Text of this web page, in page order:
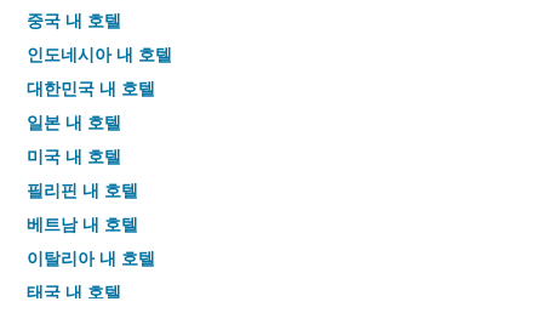
중국 내 호텔
인도네시아 내 호텔
대한민국 내 호텔
일본 내 호텔
미국 내 호텔
필리핀 내 호텔
베트남 내 호텔
이탈리아 내 호텔
태국 내 호텔